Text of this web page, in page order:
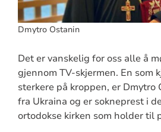
Dmytro Ostanin
Det er vanskelig for oss alle å
gjennom TV-skjermen. En som
sterkere på kroppen, er Dmytro
fra Ukraina og er sokneprest i
ortodokse kirken som holder til